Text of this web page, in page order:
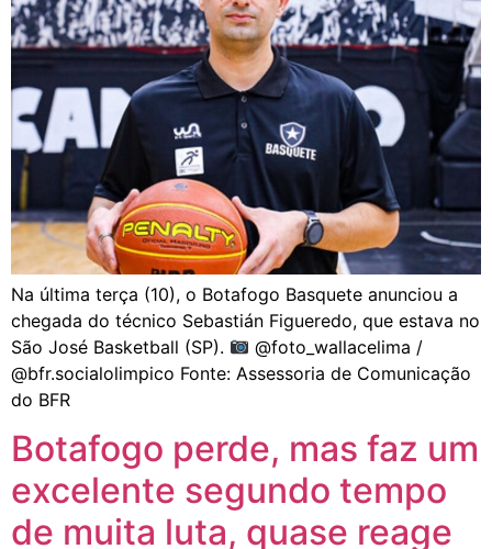
Na última terça (10), o Botafogo Basquete anunciou a
chegada do técnico Sebastián Figueredo, que estava no
São José Basketball (SP).
@foto_wallacelima /
@bfr.socialolimpico Fonte: Assessoria de Comunicação
do BFR
Botafogo perde, mas faz um
excelente segundo tempo
de muita luta, quase reage